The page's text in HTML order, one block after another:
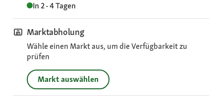
In 2 - 4 Tagen
Marktabholung
Wähle einen Markt aus, um die Verfügbarkeit zu
prüfen
Markt auswählen